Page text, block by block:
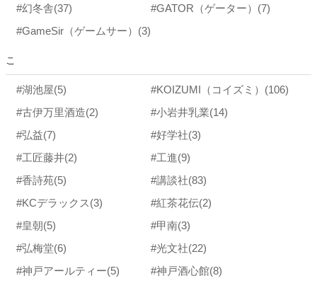
#幻冬舎(37) #GATOR（ゲーター） (7)
#GameSir（ゲームサー） (3)
こ
#湖池屋(5) #KOIZUMI（コイズミ） (106)
#古伊万里酒造(2) #小岩井乳業(14)
#弘益(7) #好学社(3)
#工匠藤井(2) #工進(9)
#香詩苑(5) #講談社(83)
#KCデラックス(3) #紅茶花伝(2)
#皇朝(5) #甲南(3)
#弘梅堂(6) #光文社(22)
#神戸アールティー(5) #神戸酒心館(8)